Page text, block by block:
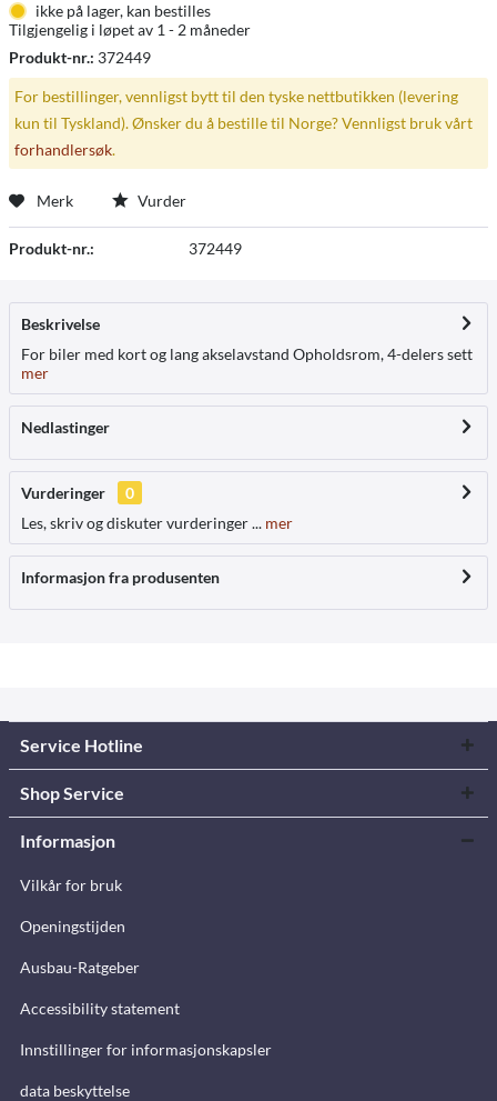
ikke på lager, kan bestilles
Tilgjengelig i løpet av 1 - 2 måneder
Produkt-nr.: 372449
For bestillinger, vennligst bytt til den tyske nettbutikken (levering
kun til Tyskland). Ønsker du å bestille til Norge? Vennligst bruk vårt
forhandlersøk.
Merk Vurder
Produkt-nr.: 372449
Beskrivelse
For biler med kort og lang akselavstand Opholdsrom, 4-delers sett
mer
Nedlastinger
Vurderinger
0
Les, skriv og diskuter vurderinger ... mer
Informasjon fra produsenten
Service Hotline
Shop Service
Informasjon
Vilkår for bruk
Openingstijden
Ausbau-Ratgeber
Accessibility statement
Innstillinger for informasjonskapsler
data beskyttelse